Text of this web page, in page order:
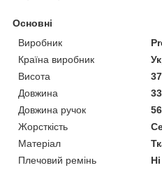
Основні
Виробник
Країна виробник
Висота
Довжина
Довжина ручок
Жорсткість
Матеріал
Плечовий ремінь
Ні